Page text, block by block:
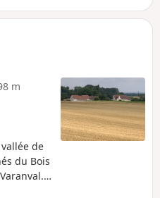
fer et la
qui
du
vous
en
m
de
du Bois